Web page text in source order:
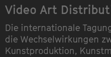
Video Art
Die internationale
die Wechselwirkungen
Kunstproduktion,